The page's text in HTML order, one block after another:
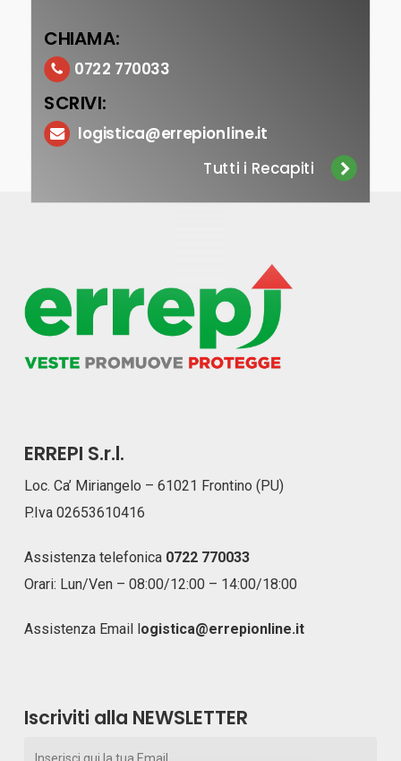
CHIAMA:
0722 770033
SCRIVI:
logistica@errepionline.it
Tutti i Recapiti
ERREPI S.r.l.
Loc. Ca’ Miriangelo – 61021 Frontino (PU)
P.Iva 02653610416
Assistenza telefonica 0722 770033
Orari: Lun/Ven – 08:00/12:00 – 14:00/18:00
Assistenza Email ogistica@errepionline.it
Iscriviti alla NEWSLETTER